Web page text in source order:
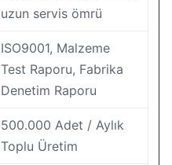
uzun servis ömrü
ISO9001, Malzeme
Test Raporu, Fabrika
Denetim Raporu
500.000 Adet / Aylık
Toplu Üretim